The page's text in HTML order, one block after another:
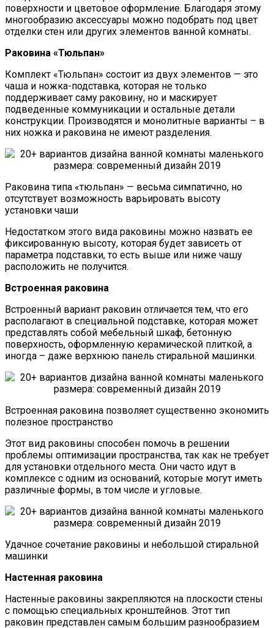
поверхности и цветовое оформление. Благодаря этому
многообразию аксессуары можно подобрать под цвет
отделки стен или других элементов ванной комнаты.
Раковина «Тюльпан»
Комплект «Тюльпан» состоит из двух элементов — это
чаша и ножка-подставка, которая не только
поддерживает саму раковину, но и маскирует
подведенные коммуникации и остальные детали
конструкции. Производятся и монолитные варианты – в
них ножка и раковина не имеют разделения.
Раковина типа «тюльпан» — весьма симпатично, но
отсутствует возможность варьировать высоту
установки чаши
Недостатком этого вида раковины можно назвать ее
фиксированную высоту, которая будет зависеть от
параметра подставки, то есть выше или ниже чашу
расположить не получится.
Встроенная раковина
Встроенный вариант раковин отличается тем, что его
располагают в специальной подставке, которая может
представлять собой мебельный шкаф, бетонную
поверхность, оформленную керамической плиткой, а
иногда – даже верхнюю панель стиральной машинки.
Встроенная раковина позволяет существенно экономить
полезное пространство
Этот вид раковины способен помочь в решении
проблемы оптимизации пространства, так как не требует
для установки отдельного места. Они часто идут в
комплексе с одним из оснований, которые могут иметь
различные формы, в том числе и угловые.
Удачное сочетание раковины и небольшой стиральной
машинки
Настенная раковина
Настенные раковины закрепляются на плоскости стены
с помощью специальных кронштейнов. Этот тип
раковин представлен самым большим разнообразием